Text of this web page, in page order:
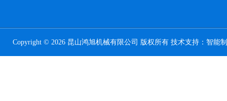
Copyright © 2026 昆山鸿旭机械有限公司 版权所有 技术支持： 智能